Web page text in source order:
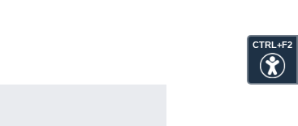
CTRL+F2